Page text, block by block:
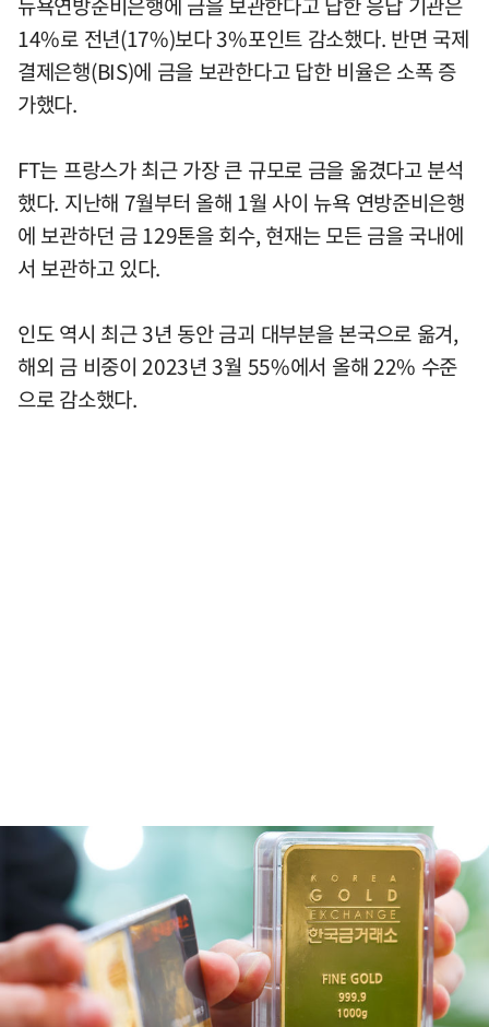
14%로 전년(17%)보다 3%포인트 감소했다. 반면 국제
결제은행(BIS)에 금을 보관한다고 답한 비율은 소폭 증
가했다.
FT는 프랑스가 최근 가장 큰 규모로 금을 옮겼다고 분석
했다. 지난해 7월부터 올해 1월 사이 뉴욕 연방준비은행
에 보관하던 금 129톤을 회수, 현재는 모든 금을 국내에
서 보관하고 있다.
인도 역시 최근 3년 동안 금괴 대부분을 본국으로 옮겨,
해외 금 비중이 2023년 3월 55%에서 올해 22% 수준
으로 감소했다.